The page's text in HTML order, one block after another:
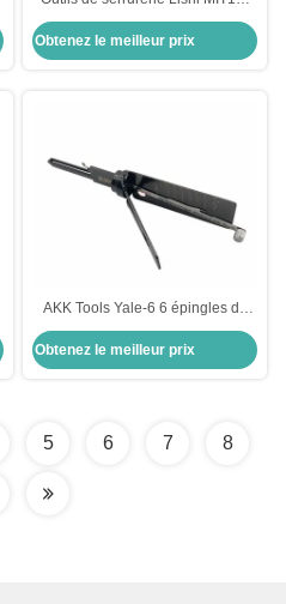
10 coupes SS103 2 en 1 pour
ouvre-serrure de porte Mitsubishi
Obtenez le meilleur prix
AKK Tools Yale-6 6 épingles de
verrouillage pick 2-IN-1 Choisir
pour l' outil de verrouillage de
porte Yale
Obtenez le meilleur prix
5 6 7 8